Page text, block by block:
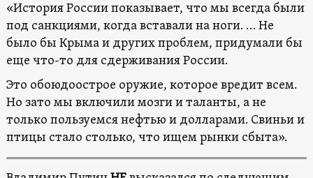
«История России показывает, что мы всегда были
под санкциями, когда вставали на ноги. … Не
было бы Крыма и других проблем, придумали бы
еще что-то для сдерживания России.
Это обоюдоострое оружие, которое вредит всем.
Но зато мы включили мозги и таланты, а не
только пользуемся нефтью и долларами. Свиньи и
птицы стало столько, что ищем рынки сбыта».